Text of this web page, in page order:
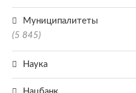
Муниципалитеты
(5 845)
Наука